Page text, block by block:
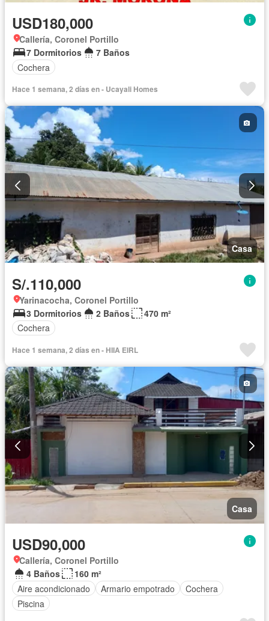
USD180,000
Callería, Coronel Portillo
7 Dormitorios
7 Baños
Cochera
Hace 1 semana, 2 días en - Ucayali Homes
Casa
S/.110,000
Yarinacocha, Coronel Portillo
3 Dormitorios
2 Baños
470 m²
Cochera
Hace 1 semana, 2 días en - HIIA EIRL
Casa
USD90,000
Callería, Coronel Portillo
4 Baños
160 m²
Aire acondicionado
Armario empotrado
Cochera
Piscina